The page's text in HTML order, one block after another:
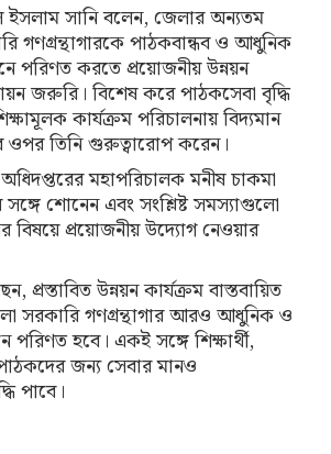
সানি বলেন, জেলার অন্যতম
গণগ্রন্থাগারকে পাঠকবান্ধব ও আধুনিক
পরিণত করতে প্রয়োজনীয় উন্নয়ন
জরুরি। বিশেষ করে পাঠকসেবা বৃদ্ধি
কার্যক্রম পরিচালনায় বিদ্যমান
ওপর তিনি গুরুত্বারোপ করেন।
মহাপরিচালক মনীষ চাকমা
শোনেন এবং সংশ্লিষ্ট সমস্যাগুলো
বিষয়ে প্রয়োজনীয় উদ্যোগ নেওয়ার
প্রস্তাবিত উন্নয়ন কার্যক্রম বাস্তবায়িত
সরকারি গণগ্রন্থাগার আরও আধুনিক ও
পরিণত হবে। একই সঙ্গে শিক্ষার্থী,
জন্য সেবার মানও
পাবে।